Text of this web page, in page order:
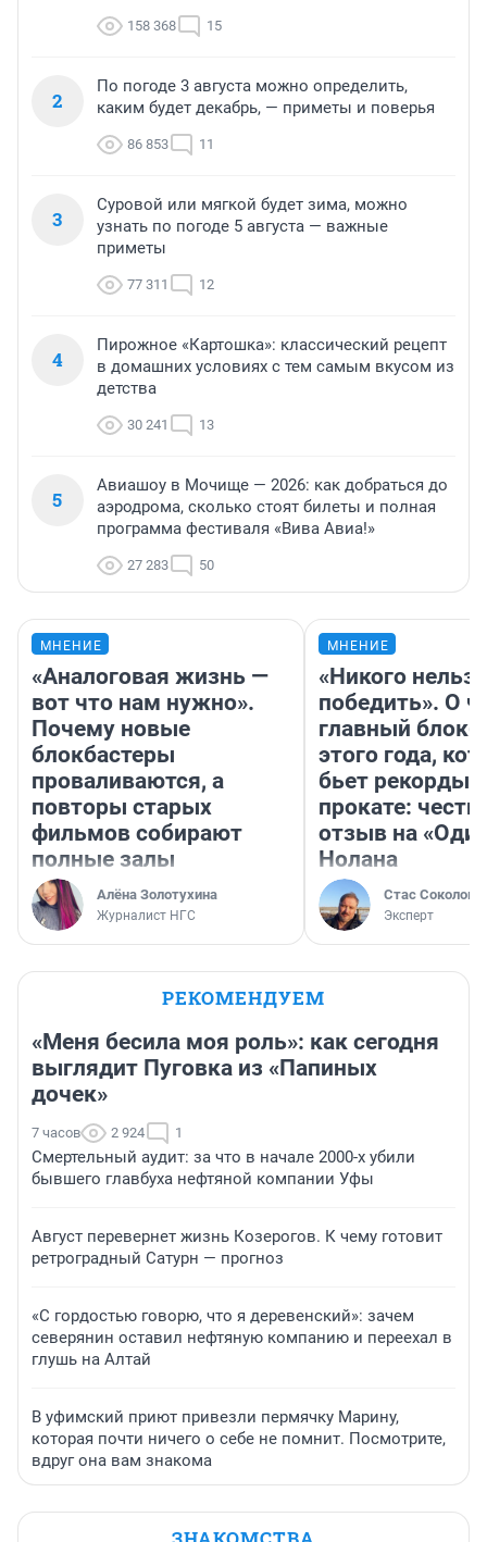
158 368 15
2
По погоде 3 августа можно определить,
каким будет декабрь, — приметы и поверья
86 853 11
3
Суровой или мягкой будет зима, можно
узнать по погоде 5 августа — важные
приметы
77 311 12
4
Пирожное «Картошка»: классический рецепт
в домашних условиях с тем самым вкусом из
детства
30 241 13
5
Авиашоу в Мочище — 2026: как добраться до
аэродрома, сколько стоят билеты и полная
программа фестиваля «Вива Авиа!»
27 283 50
МНЕНИЕ
«Аналоговая жизнь —
вот что нам нужно».
Почему новые
блокбастеры
проваливаются, а
повторы старых
фильмов собирают
полные залы
Алёна Золотухина
Журналист НГС
МНЕНИЕ
«Никого нельзя
победить». О
главный
этого года,
бьет рекорды в
прокате:
отзыв на
Нолана
Стас Соколов
Эксперт
РЕКОМЕНДУЕМ
«Меня бесила моя роль»: как сегодня
выглядит Пуговка из «Папиных
дочек»
7 часов 2 924 1
Смертельный аудит: за что в начале 2000-х убили
бывшего главбуха нефтяной компании Уфы
Август перевернет жизнь Козерогов. К чему готовит
ретроградный Сатурн — прогноз
«С гордостью говорю, что я деревенский»: зачем
северянин оставил нефтяную компанию и переехал в
глушь на Алтай
В уфимский приют привезли пермячку Марину,
которая почти ничего о себе не помнит. Посмотрите,
вдруг она вам знакома